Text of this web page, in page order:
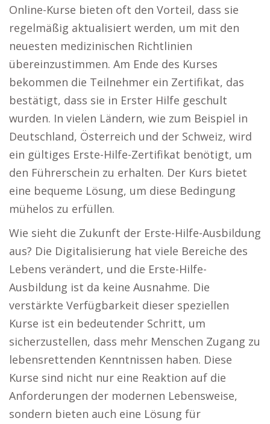
Online-Kurse bieten oft den Vorteil, dass sie
regelmäßig aktualisiert werden, um mit den
neuesten medizinischen Richtlinien
übereinzustimmen. Am Ende des Kurses
bekommen die Teilnehmer ein Zertifikat, das
bestätigt, dass sie in Erster Hilfe geschult
wurden. In vielen Ländern, wie zum Beispiel in
Deutschland, Österreich und der Schweiz, wird
ein gültiges Erste-Hilfe-Zertifikat benötigt, um
den Führerschein zu erhalten. Der Kurs bietet
eine bequeme Lösung, um diese Bedingung
mühelos zu erfüllen.
Wie sieht die Zukunft der Erste-Hilfe-Ausbildung
aus? Die Digitalisierung hat viele Bereiche des
Lebens verändert, und die Erste-Hilfe-
Ausbildung ist da keine Ausnahme. Die
verstärkte Verfügbarkeit dieser speziellen
Kurse ist ein bedeutender Schritt, um
sicherzustellen, dass mehr Menschen Zugang zu
lebensrettenden Kenntnissen haben. Diese
Kurse sind nicht nur eine Reaktion auf die
Anforderungen der modernen Lebensweise,
sondern bieten auch eine Lösung für